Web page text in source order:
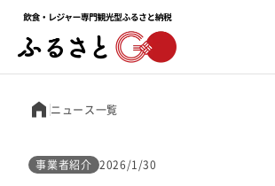
ニュース一覧
事業者紹介 2026/1/30